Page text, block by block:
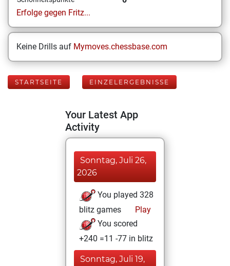
Erfolge gegen Fritz...
Keine Drills auf Mymoves.chessbase.com
STARTSEITE EINZELERGEBNISSE
Your Latest App
Activity
Sonntag, Juli 26,
2026
You played 328
blitz games
Play
You scored
+240 =11 -77 in blitz
Sonntag, Juli 19,